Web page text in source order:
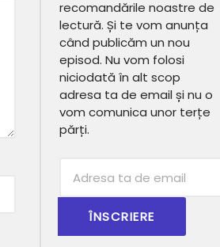
recomandările noastre de
lectură. Și te vom anunța
când publicăm un nou
episod. Nu vom folosi
niciodată în alt scop
adresa ta de email și nu o
vom comunica unor terțe
părți.
Email